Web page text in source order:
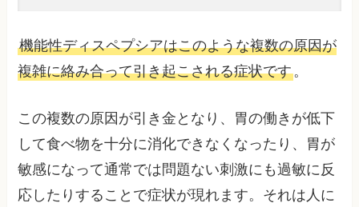
機能性ディスペプシアはこのような複数の原因が
複雑に絡み合って引き起こされる症状です。
この複数の原因が引き金となり、胃の働きが低下
して食べ物を十分に消化できなくなったり、胃が
敏感になって通常では問題ない刺激にも過敏に反
応したりすることで症状が現れます。それは人に